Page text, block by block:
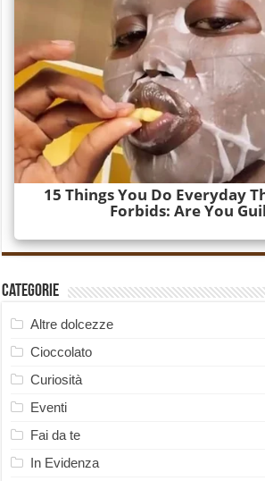
Categorie
Altre dolcezze
Cioccolato
Curiosità
Eventi
Fai da te
In Evidenza